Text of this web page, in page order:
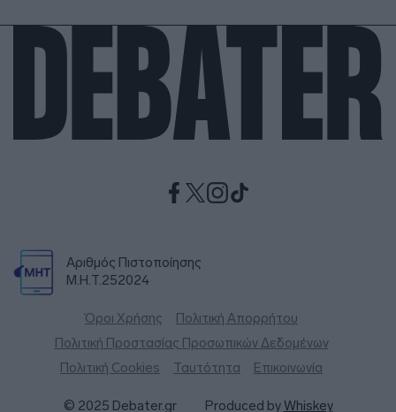
Αριθμός Πιστοποίησης
Μ.Η.Τ.252024
Όροι Χρήσης
Πολιτική Απορρήτου
Πολιτική Προστασίας Προσωπικών Δεδομένων
Πολιτική Cookies
Ταυτότητα Επικοινωνία
© 2025 Debater.gr Produced byWhiskey